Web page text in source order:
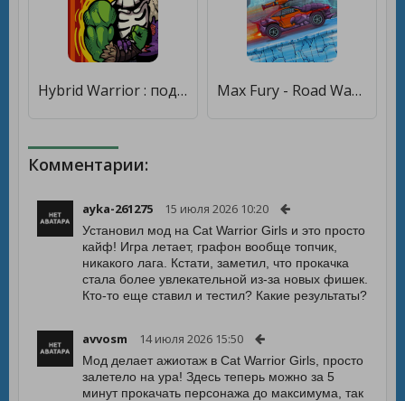
Hybrid Warrior : подземелье владыки демонов [Бесплатные покупки] Max Fury - Road Warrior Racing [Мод меню]
Комментарии:
ayka-261275 15 июля 2026 10:20
Установил мод на Cat Warrior Girls и это просто
кайф! Игра летает, графон вообще топчик,
никакого лага. Кстати, заметил, что прокачка
стала более увлекательной из-за новых фишек.
Кто-то еще ставил и тестил? Какие результаты?
avvosm 14 июля 2026 15:50
Мод делает ажиотаж в Cat Warrior Girls, просто
залетело на ура! Здесь теперь можно за 5
минут прокачать персонажа до максимума, так